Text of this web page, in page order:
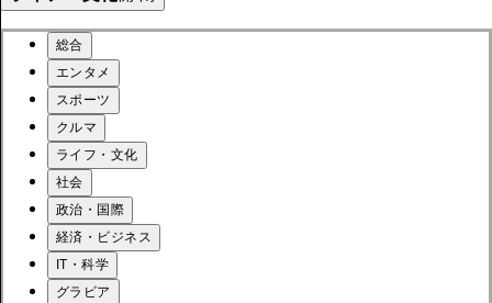
総合
エンタメ
スポーツ
クルマ
ライフ・文化
社会
政治・国際
経済・ビジネス
IT・科学
グラビア